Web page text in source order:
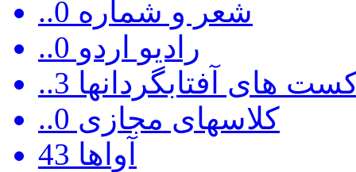
..شعر و شماره 0
..رادیو اردو 0
های آفتابگردانها 3
..کلاسهای مجازی 0
آواها 43